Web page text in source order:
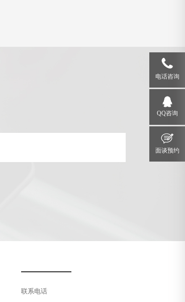
联系电话
电话咨询
QQ咨询
面谈预约